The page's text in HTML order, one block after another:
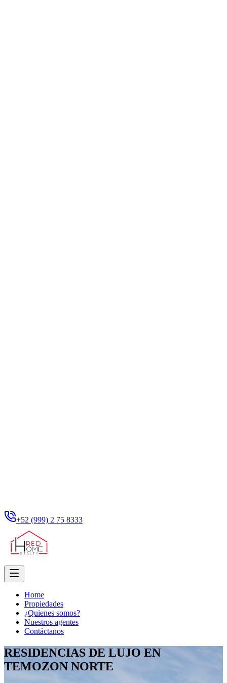
+52 (999) 2 75 8333
Home
Propiedades
¿Quienes somos?
Nuestros agentes
Contáctanos
RESIDENCIAS DE LUJO EN
TEMOZON NORTE